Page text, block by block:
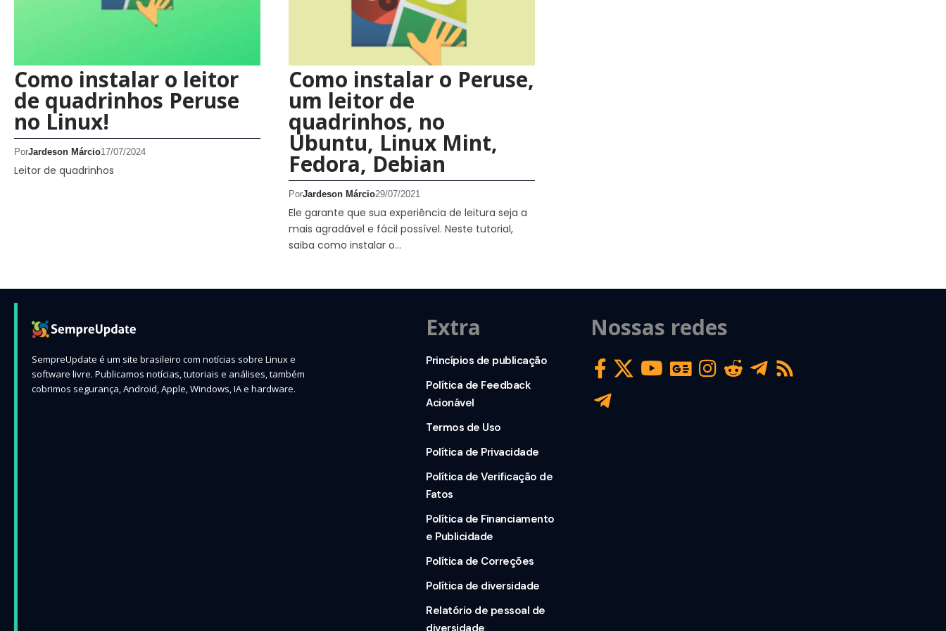
Como instalar o leitor
de quadrinhos Peruse
no Linux!
PorJardeson Márcio17/07/2024
Leitor de quadrinhos
Como instalar o Peruse,
um leitor de
quadrinhos, no
Ubuntu, Linux Mint,
Fedora, Debian
PorJardeson Márcio29/07/2021
Ele garante que sua experiência de leitura seja a
mais agradável e fácil possível. Neste tutorial,
saiba como instalar o…
SempreUpdate é um site brasileiro com notícias sobre Linux e
software livre. Publicamos notícias, tutoriais e análises, também
cobrimos segurança, Android, Apple, Windows, IA e hardware.
Extra
Princípios de publicação
Política de Feedback
Acionável
Termos de Uso
Política de Privacidade
Política de Verificação de
Fatos
Política de Financiamento
e Publicidade
Política de Correções
Política de diversidade
Relatório de pessoal de
diversidade
Nossas redes